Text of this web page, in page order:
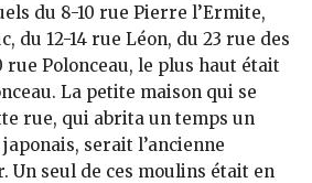
du 8-10 rue Pierre l’Ermite,
du 12-14 rue Léon, du 23 rue des
rue Polonceau, le plus haut était
La petite maison qui se
rue, qui abrita un temps un
serait l’ancienne
Un seul de ces moulins était en